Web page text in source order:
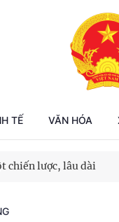
TẾ VĂN HÓA
nguyên mới
Chiến dịch 500 ngày đêm tìm kiếm, quy tập và xác định danh tính hài cốt liệt sĩ
Bảo vệ nền tảng tư tưởng của Đảng trong kỷ nguyên phát triển mới
chiến lược, lâu dài